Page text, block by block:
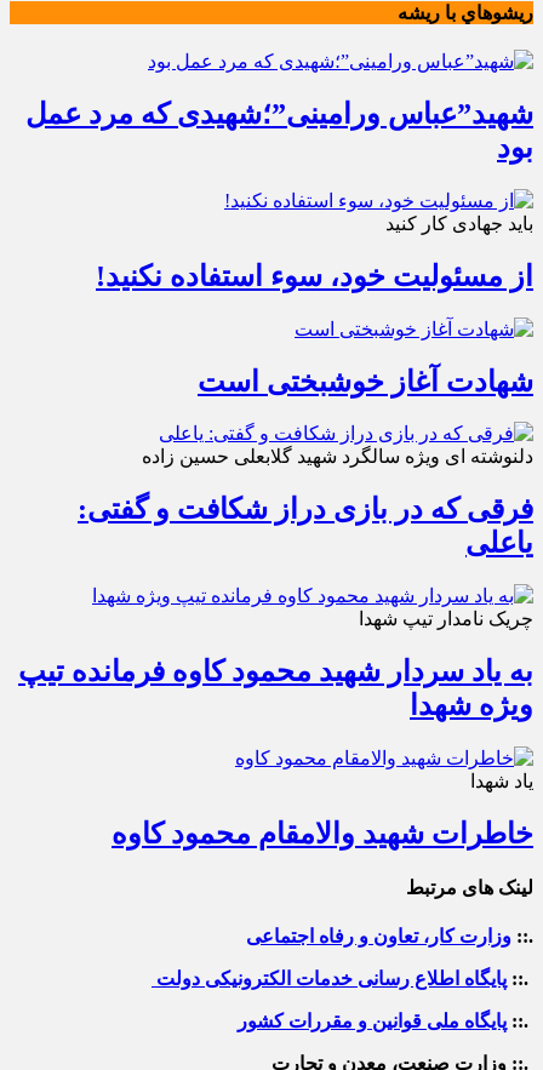
ريشوهاي با ريشه
شهید”عباس ورامینی”؛شهیدی که مرد عمل
بود
باید جهادی کار کنید
از مسئولیت خود، سوء استفاده نکنید!
شهادت آغاز خوشبختی است
دلنوشته ای ویژه سالگرد شهید گلابعلی حسین زاده
فرقی که در بازی دراز شکافت و گفتی:
یاعلی
چریک نامدار تیپ شهدا
به یاد سردار شهید محمود کاوه فرمانده تیپ
ویژه شهدا
یاد شهدا
خاطرات شهید والامقام محمود کاوه‌
لینک های مرتبط
.:: وزارت کار، تعاون و رفاه اجتماعی
.:: پایگاه اطلاع رسانی خدمات الکترونیکی دولت
.:: پایگاه ملی قوانین و مقررات کشور
.:: وزارت صنعت، معدن و تجارت